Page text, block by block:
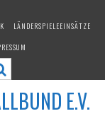
LÄNDERSPIELEEINSÄTZE
E.V.